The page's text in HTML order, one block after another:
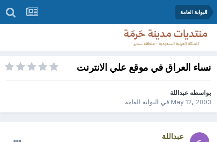
البوابة العامة
نساء العراق في موقع علي الانترنت
بواسطه عبداللة
May 12, 2003في البوابة العامة
عبداللة